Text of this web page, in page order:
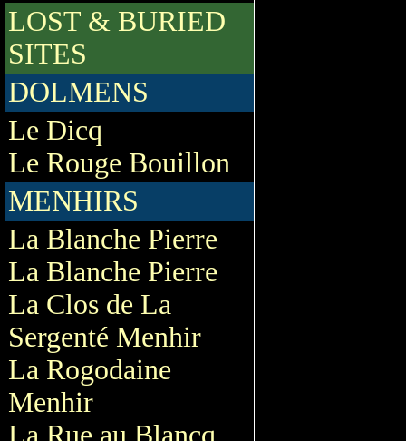
LOST & BURIED
SITES
DOLMENS
Le Dicq
Le Rouge Bouillon
MENHIRS
La Blanche Pierre
La Blanche Pierre
La Clos de La
Sergenté Menhir
La Rogodaine
Menhir